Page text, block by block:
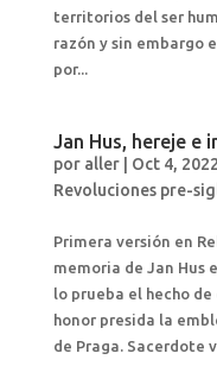
territorios del ser
razón y sin embargo
por...
Jan Hus, hereje e
por aller| Oct 4, 2022
Revoluciones pre-
Primera versión en
memoria de Jan Hus
lo prueba el hecho
honor presida la
de Praga. Sacerdote